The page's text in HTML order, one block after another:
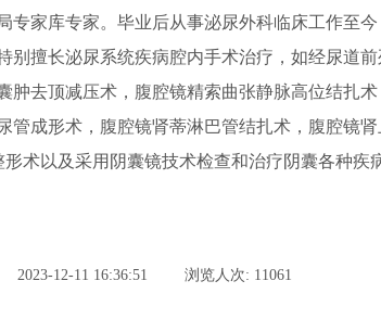
家库专家。毕业后从事泌尿外科临床工作至今
别擅长泌尿系统疾病腔内手术治疗，如经尿道
肿去顶减压术，腹腔镜精索曲张静脉高位结扎
管成形术，腹腔镜肾蒂淋巴管结扎术，腹腔镜
术以及采用阴囊镜技术检查和治疗阴囊各种疾
2023-12-11 16:36:51 浏览人次: 11061